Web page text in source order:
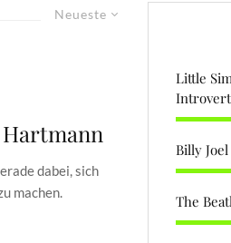
Neueste
dabei, sich
machen.
Little
Introvert
Billy
The